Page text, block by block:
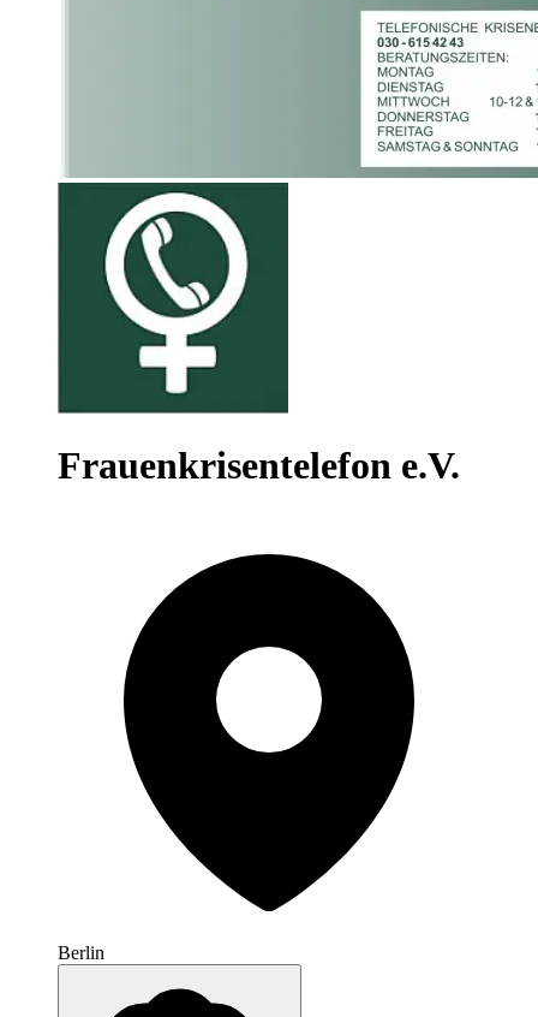
Frauenkrisentelefon e.V.
Berlin